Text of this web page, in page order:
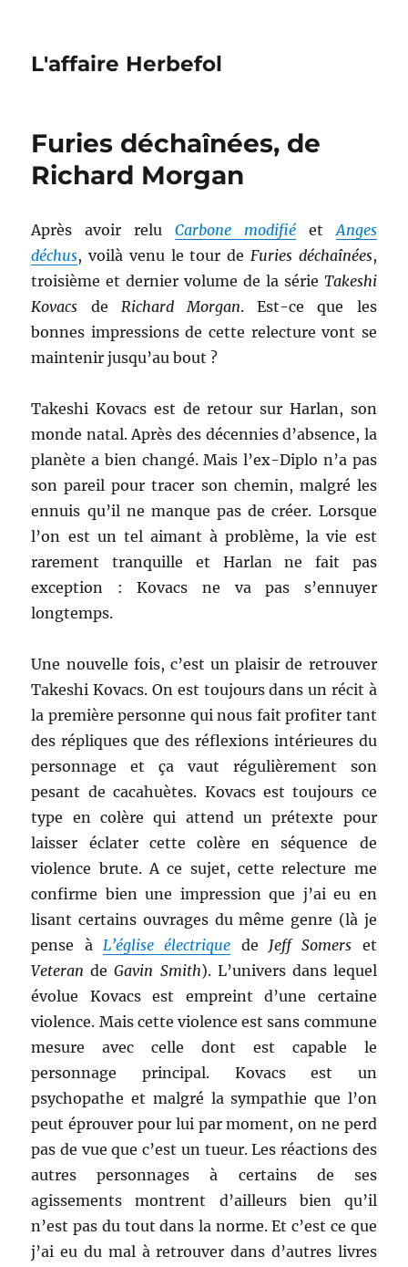
L'affaire Herbefol
Furies déchaînées, de
Richard Morgan
Après avoir relu Carbone modifiéetAnges
déchus, voilà venu le tour de Furies déchaînées,
troisième et dernier volume de la série Takeshi
Kovacs de Richard Morgan. Est-ce que les
bonnes impressions de cette relecture vont se
maintenir jusqu’au bout ?
Takeshi Kovacs est de retour sur Harlan, son
monde natal. Après des décennies d’absence, la
planète a bien changé. Mais l’ex-Diplo n’a pas
son pareil pour tracer son chemin, malgré les
ennuis qu’il ne manque pas de créer. Lorsque
l’on est un tel aimant à problème, la vie est
rarement tranquille et Harlan ne fait pas
exception : Kovacs ne va pas s’ennuyer
longtemps.
Une nouvelle fois, c’est un plaisir de retrouver
Takeshi Kovacs. On est toujours dans un récit à
la première personne qui nous fait profiter tant
des répliques que des réflexions intérieures du
personnage et ça vaut régulièrement son
pesant de cacahuètes. Kovacs est toujours ce
type en colère qui attend un prétexte pour
laisser éclater cette colère en séquence de
violence brute. A ce sujet, cette relecture me
confirme bien une impression que j’ai eu en
lisant certains ouvrages du même genre (là je
pense àL’église électrique de Jeff Somers et
Veteran deGavin Smith). L’univers dans lequel
évolue Kovacs est empreint d’une certaine
violence. Mais cette violence est sans commune
mesure avec celle dont est capable le
personnage principal. Kovacs est un
psychopathe et malgré la sympathie que l’on
peut éprouver pour lui par moment, on ne perd
pas de vue que c’est un tueur. Les réactions des
autres personnages à certains de ses
agissements montrent d’ailleurs bien qu’il
n’est pas du tout dans la norme. Et c’est ce que
j’ai eu du mal à retrouver dans d’autres livres